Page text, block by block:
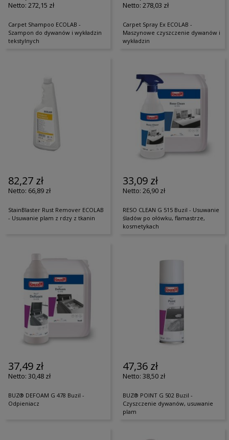
272,15 zł
Carpet Shampoo ECOLAB -
Szampon do dywanów i wykładzin
tekstylnych
278,03 zł
Carpet Spray Ex ECOLAB -
Maszynowe czyszczenie dywanów i
wykładzin
82,27 zł
66,89 zł
StainBlaster Rust Remover ECOLAB
- Usuwanie plam z rdzy z tkanin
33,09 zł
26,90 zł
RESO CLEAN G 515 Buzil - Usuwanie
śladów po ołówku, flamastrze,
kosmetykach
37,49 zł
30,48 zł
BUZ® DEFOAM G 478 Buzil -
Odpieniacz
47,36 zł
38,50 zł
BUZ® POINT G 502 Buzil -
Czyszczenie dywanów, usuwanie
plam